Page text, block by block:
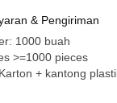
& Pengiriman
1000 buah
>=1000 pieces
+ kantong